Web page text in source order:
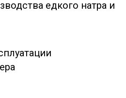
едкого натра и